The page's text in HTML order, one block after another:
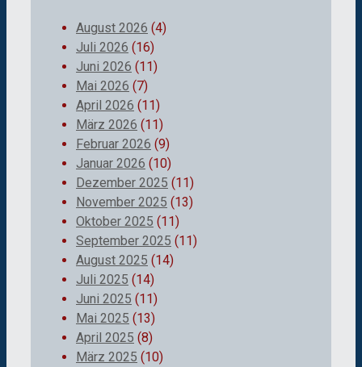
August 2026 (4)
Juli 2026 (16)
Juni 2026 (11)
Mai 2026 (7)
April 2026 (11)
März 2026 (11)
Februar 2026 (9)
Januar 2026 (10)
Dezember 2025 (11)
November 2025 (13)
Oktober 2025 (11)
September 2025 (11)
August 2025 (14)
Juli 2025 (14)
Juni 2025 (11)
Mai 2025 (13)
April 2025 (8)
März 2025 (10)